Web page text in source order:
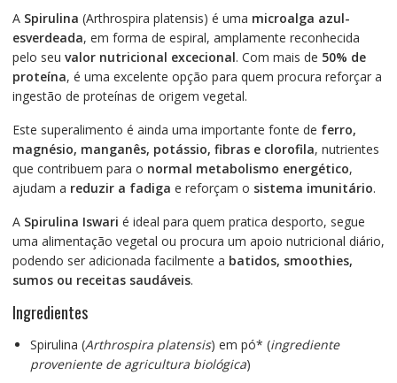
A Spirulina (Arthrospira platensis) é uma microalga azul-
esverdeada, em forma de espiral, amplamente reconhecida
pelo seu valor nutricional excecional. Com mais de 50% de
proteína, é uma excelente opção para quem procura reforçar a
ingestão de proteínas de origem vegetal.
Este superalimento é ainda uma importante fonte de ferro,
magnésio, manganês, potássio, fibras e clorofila, nutrientes
que contribuem para o normal metabolismo energético,
ajudam a reduzir a fadiga e reforçam o sistema imunitário.
A Spirulina Iswari é ideal para quem pratica desporto, segue
uma alimentação vegetal ou procura um apoio nutricional diário,
podendo ser adicionada facilmente a batidos, smoothies,
sumos ou receitas saudáveis.
Ingredientes
Spirulina (Arthrospira platensis) em pó* (ingrediente
proveniente de agricultura biológica)